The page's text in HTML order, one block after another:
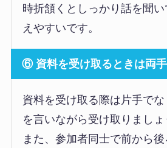
時折頷くとしっかり話を聞
えやすいです。
⑥ 資料を受け取るときは両
資料を受け取る際は片手で
を言いながら受け取りましょ
また、参加者同士で前から